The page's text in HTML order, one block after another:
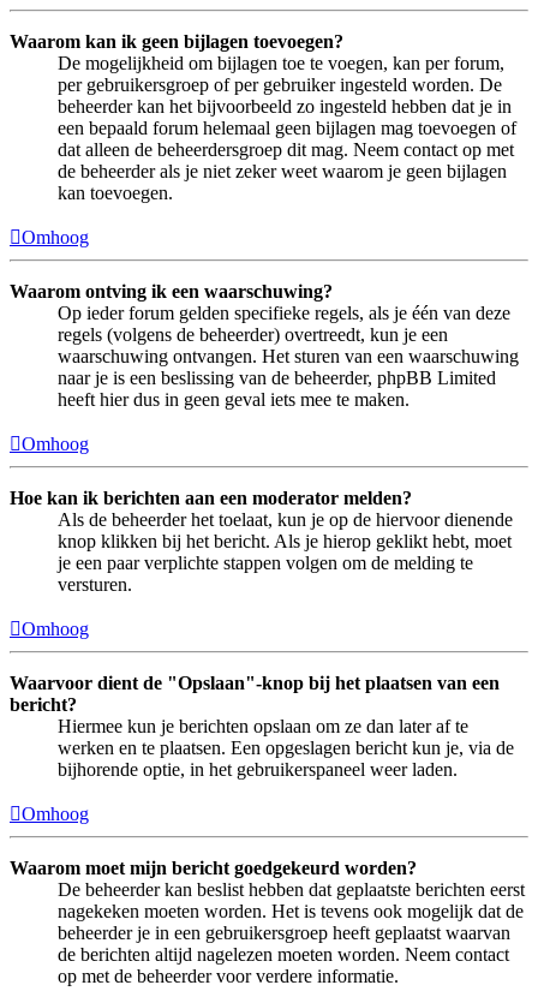
Waarom kan ik geen bijlagen toevoegen?
De mogelijkheid om bijlagen toe te voegen, kan per forum,
per gebruikersgroep of per gebruiker ingesteld worden. De
beheerder kan het bijvoorbeeld zo ingesteld hebben dat je in
een bepaald forum helemaal geen bijlagen mag toevoegen of
dat alleen de beheerdersgroep dit mag. Neem contact op met
de beheerder als je niet zeker weet waarom je geen bijlagen
kan toevoegen.
Omhoog
Waarom ontving ik een waarschuwing?
Op ieder forum gelden specifieke regels, als je één van deze
regels (volgens de beheerder) overtreedt, kun je een
waarschuwing ontvangen. Het sturen van een waarschuwing
naar je is een beslissing van de beheerder, phpBB Limited
heeft hier dus in geen geval iets mee te maken.
Omhoog
Hoe kan ik berichten aan een moderator melden?
Als de beheerder het toelaat, kun je op de hiervoor dienende
knop klikken bij het bericht. Als je hierop geklikt hebt, moet
je een paar verplichte stappen volgen om de melding te
versturen.
Omhoog
Waarvoor dient de "Opslaan"-knop bij het plaatsen van een
bericht?
Hiermee kun je berichten opslaan om ze dan later af te
werken en te plaatsen. Een opgeslagen bericht kun je, via de
bijhorende optie, in het gebruikerspaneel weer laden.
Omhoog
Waarom moet mijn bericht goedgekeurd worden?
De beheerder kan beslist hebben dat geplaatste berichten eerst
nagekeken moeten worden. Het is tevens ook mogelijk dat de
beheerder je in een gebruikersgroep heeft geplaatst waarvan
de berichten altijd nagelezen moeten worden. Neem contact
op met de beheerder voor verdere informatie.